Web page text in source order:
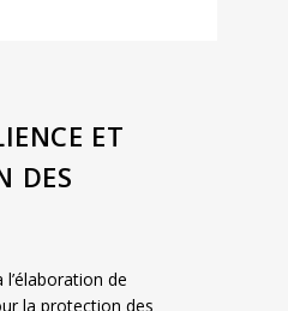
ET
DES
de
la protection des